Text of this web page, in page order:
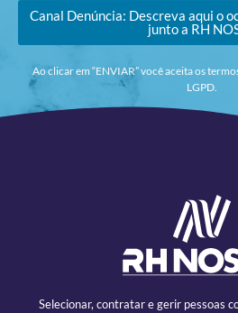
Canal Denúncia: Descreva aqui o
junto a RH
Ao clicar em “ENVIAR” você aceita os
LGPD.
Selecionar, contratar e gerir pessoas